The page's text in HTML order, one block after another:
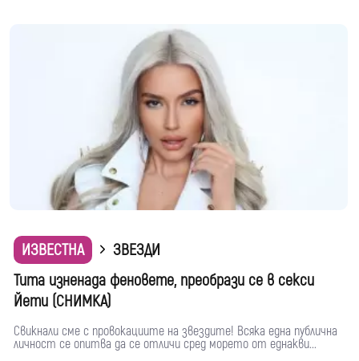
ИЗВЕСТНА
ЗВЕЗДИ
Тита изненада феновете, преобрази се в секси
Йети (СНИМКА)
Свикнали сме с провокациите на звездите! Всяка една публична
личност се опитва да се отличи сред морето от еднакви...